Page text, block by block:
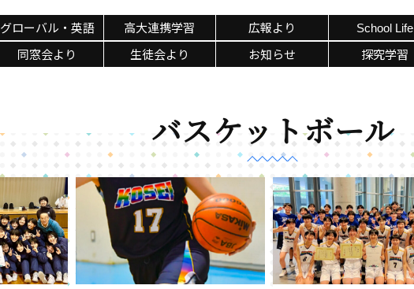
グローバル・英語 高大連携学習 広報より School Life
同窓会より 生徒会より お知らせ 探究学習
バスケットボール